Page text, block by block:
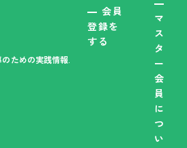
ための実践情報.
会員
登録を
する
マ
ス
タ
ー
会
員
に
つ
い